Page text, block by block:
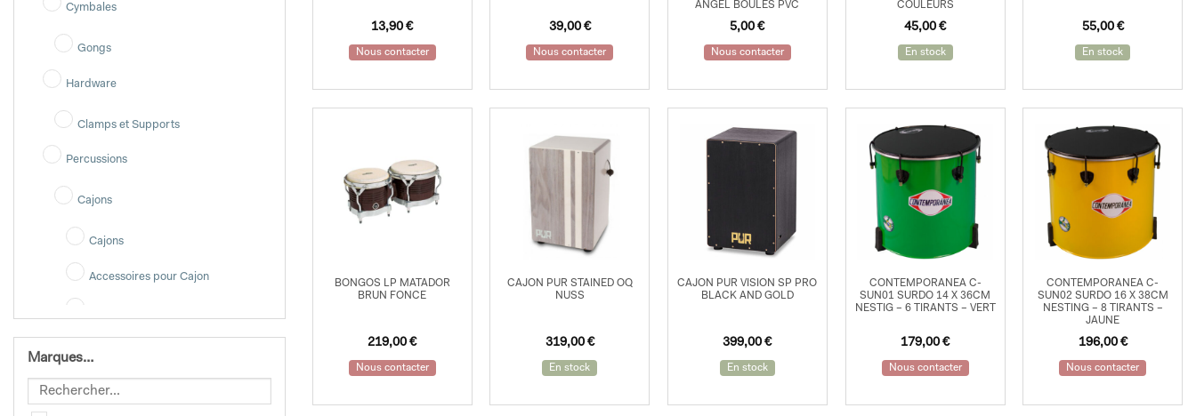
Cymbales
Gongs
Hardware
Clamps et Supports
Percussions
Cajons
Cajons
Accessoires pour Cajon
Bongos
Marques…
13,90€
Nous contacter
39,00 €
Nous contacter
ANGEL BOULES PVC
5,00€
Nous contacter
COULEURS
45,00€
En stock
55,00 €
En stock
BONGOS LP MATADOR
BRUN FONCE
219,00€
Nous contacter
CAJON PUR STAINED OQ
NUSS
319,00 €
En stock
CAJON PUR VISION SP PRO
BLACK AND GOLD
399,00€
En stock
CONTEMPORANEA C-
SUN01 SURDO 14 X 36CM
NESTIG – 6 TIRANTS – VERT
179,00€
Nous contacter
CONTEMPORANEA C-
SUN02 SURDO 16 X 38CM
NESTING – 8 TIRANTS –
JAUNE
196,00 €
Nous contacter